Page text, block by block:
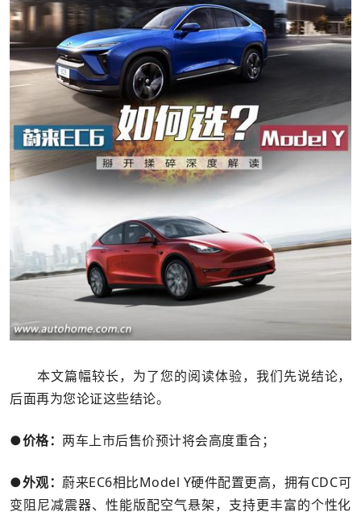
本文篇幅较长，为了您的阅读体验，我们先说结论，
后面再为您论证这些结论。
●价格： 两车上市后售价预计将会高度重合；
●外观： 蔚来EC6相比Model Y硬件配置更高，拥有CDC可
变阻尼减震器、性能版配空气悬架，支持更丰富的个性化